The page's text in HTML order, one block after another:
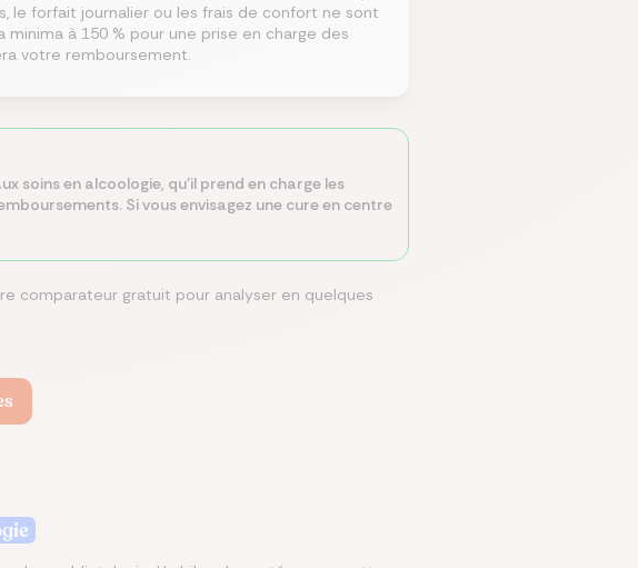
le forfait journalier ou les frais de confort ne sont
à 150 % pour une prise en charge des
votre remboursement.
soins en alcoologie, qu’il prend en charge les
Si vous envisagez une cure en centre
comparateur gratuit pour analyser en quelques